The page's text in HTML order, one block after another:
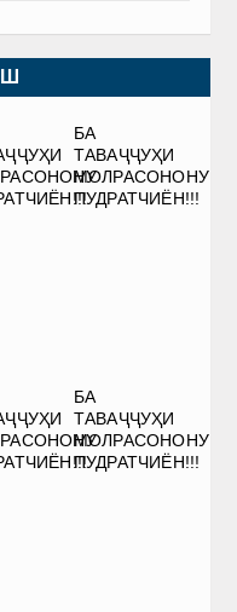
БА
ТАВАҶҶУҲИ
МОЛРАСОНОНУ
ПУДРАТЧИЁН!!!
БА
ТАВАҶҶУҲИ
МОЛРАСОНОНУ
ПУДРАТЧИЁН!!!